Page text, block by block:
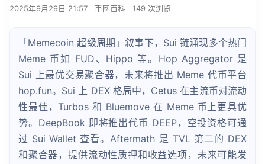
2025年9月29日 21:57 币圈百科 149 次浏览
「Memecoin 超级周期」叙事下，Sui 链涌现多个热门
Meme 币如 FUD、Hippo 等。Hop Aggregator 是
Sui 上最优交易聚合器，未来将推出 Meme 代币平台
hop.fun。Sui 上 DEX 格局中，Cetus 在主流币对流动
性最佳，Turbos 和 Bluemove 在 Meme 币上更具优
势。DeepBook 即将推出代币 DEEP，空投资格可通
过 Sui Wallet 查看。Aftermath 是 TVL 第二的 DEX
和聚合器，提供流动性质押和收益选项，未来可能发